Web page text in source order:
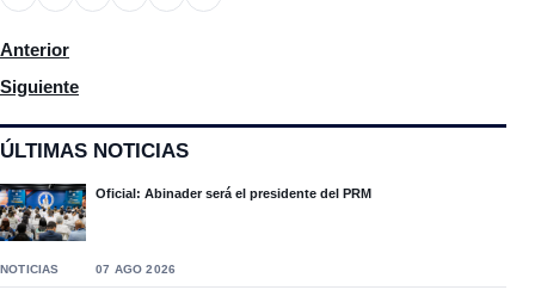
ÚLTIMAS NOTICIAS
Oficial: Abinader será el presidente del PRM
NOTICIAS 07 AGO 2026
Artículo anterior: Votantes y dirigentes del PLD dicen que el
Anterior
Artículo siguiente: En rueda de prensa La Asociación Nacional
Siguiente